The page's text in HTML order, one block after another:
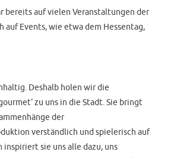
bereits auf vielen Veranstaltungen der
auf Events, wie etwa dem Hessentag,
Deshalb holen wir die
zu uns in die Stadt. Sie bringt
der
verständlich und spielerisch auf
inspiriert sie uns alle dazu, uns